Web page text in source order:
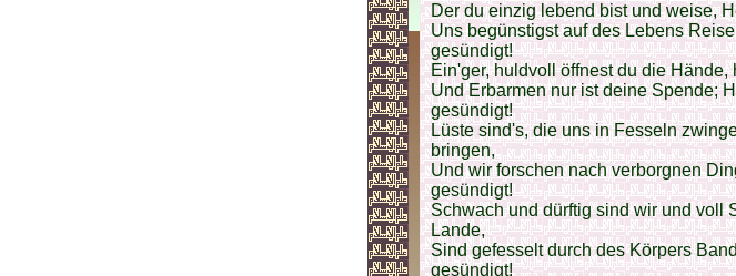
Der du einzig lebend bist und weise,
Uns begünstigst auf des Lebens
gesündigt!
Ein'ger, huldvoll öffnest du die
Und Erbarmen nur ist deine Spende;
gesündigt!
Lüste sind's, die uns in Fesseln
bringen,
Und wir forschen nach verborgnen
gesündigt!
Schwach und dürftig sind wir und voll
Lande,
Sind gefesselt durch des Körpers
gesündigt!